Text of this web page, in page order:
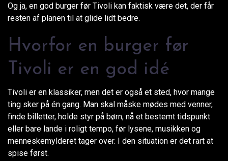
Og ja, en god burger før Tivoli kan faktisk være det, der får
resten af planen til at glide lidt bedre.
Hvorfor en burger før
Tivoli er en god idé
Tivoli er en klassiker, men det er også et sted, hvor mange
ting sker på én gang. Man skal måske mødes med venner,
finde billetter, holde styr på børn, nå et bestemt tidspunkt
eller bare lande i roligt tempo, før lysene, musikken og
menneskemylderet tager over. I den situation er det rart at
spise først.